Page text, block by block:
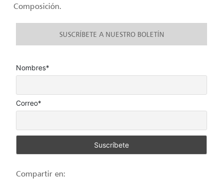
Composición.
SUSCRÍBETE A NUESTRO BOLETÍN
Nombres*
Correo*
Compartir en: